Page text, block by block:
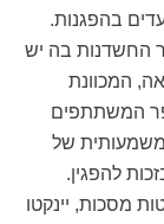
בהפגנות.
החשדנות בה יש
המכוונת
המשתתפים
של
להפגין.
מסכות, יינקטו